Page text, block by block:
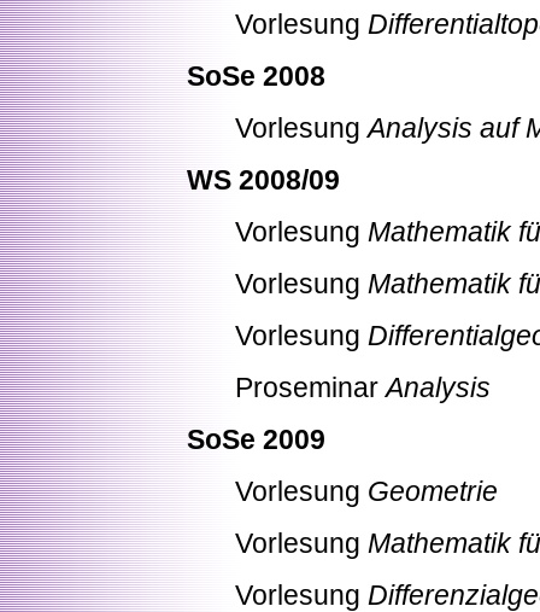
Vorlesung
SoSe 2008
VorlesungAnalysis auf
WS 2008/09
Vorlesung Mathematik
Vorlesung Mathematik
Vorlesung
ProseminarAnalysis
SoSe 2009
Vorlesung Geometrie
Vorlesung Mathematik
Vorlesung